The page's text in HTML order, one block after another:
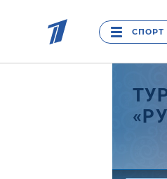
СПОРТ